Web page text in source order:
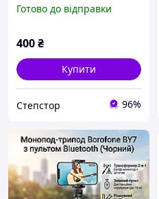
складаний монопод Mini
Готово до відправки
400₴
Купити
Степстор 96%